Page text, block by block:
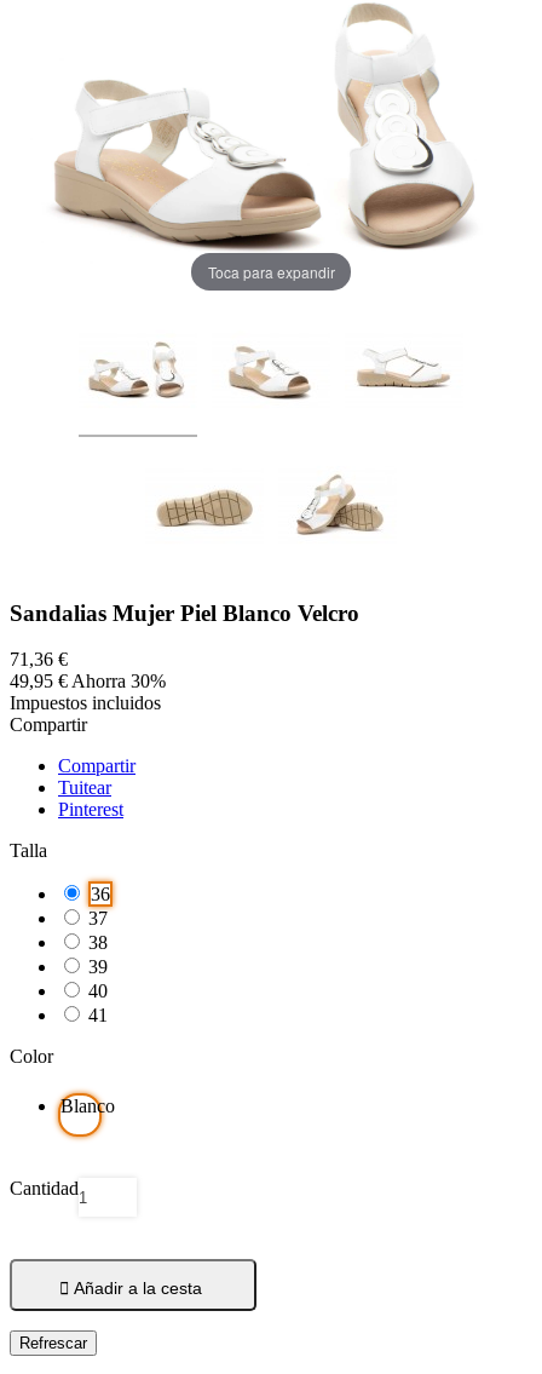
Toca para expandir
Sandalias Mujer Piel Blanco Velcro
71,36 €
49,95 €Ahorra 30%
Impuestos incluidos
Compartir
Compartir
Tuitear
Pinterest
Talla
36
37
38
39
40
41
Color
Blanco
Cantidad
 Añadir a la cesta